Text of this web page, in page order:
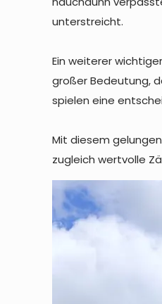
unterstreicht.
Ein weiterer
großer Bedeutung,
spielen eine
Mit diesem
zugleich wertvolle